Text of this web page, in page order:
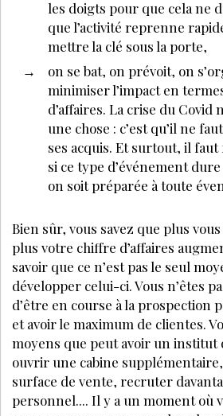
les doigts pour que cela ne
que l’activité reprenne
mettre la clé sous la porte,
on se bat, on prévoit, on
minimiser l’impact en
d’affaires. La crise du Covid
une chose : c’est qu’il ne
ses acquis. Et surtout, il
si ce type d’événement
on soit préparée à toute
Bien sûr, vous savez que plus
plus votre chiffre d’affaires
savoir que ce n’est pas le seul
développer celui-ci. Vous n’êtes
d’être en course à la prospection
et avoir le maximum de clientes.
moyens que peut avoir un
ouvrir une cabine
surface de vente, recruter
personnel.... Il y a un moment où